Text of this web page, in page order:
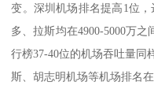
变。深圳机场排名提高1位
多、拉斯均在4900-5000万
行榜37-40位的机场吞吐量同
斯、胡志明机场等机场排名在